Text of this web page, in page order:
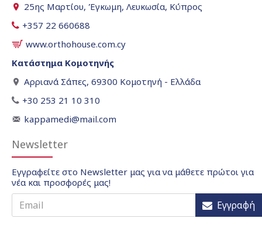
25ης Μαρτίου, Έγκωμη, Λευκωσία, Κύπρος
+357 22 660688
www.orthohouse.com.cy
Κατάστημα Κομοτηνής
Αρριανά Σάπες, 69300 Κομοτηνή - Ελλάδα
+30 253 21 10 310
kappamedi@mail.com
Newsletter
Εγγραφείτε στο Newsletter μας για να μάθετε πρώτοι για
νέα και προσφορές μας!
Εγγραφή